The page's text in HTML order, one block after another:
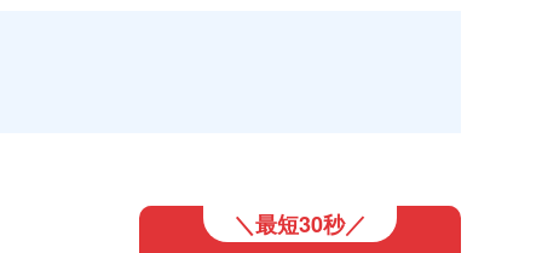
＼最短30秒／